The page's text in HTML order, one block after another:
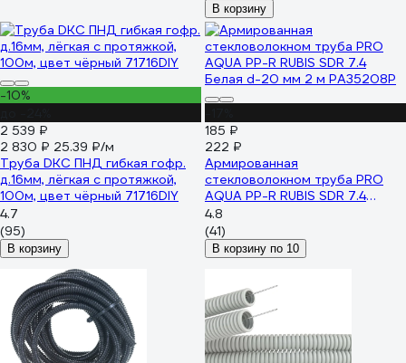
В корзину
-10%
2 539 ₽
2 830 ₽ 25.39 ₽/м
Труба DKC ПНД гибкая гофр.
д.16мм, лёгкая с протяжкой,
100м, цвет чёрный 71716DIY
4.7
(95)
В корзину
185 ₽
222 ₽
Армированная
стекловолокном труба PRO
AQUA PP-R RUBIS SDR 7.4
Белая d-20 мм 2 м PA35208P
4.8
(41)
В корзину по 10